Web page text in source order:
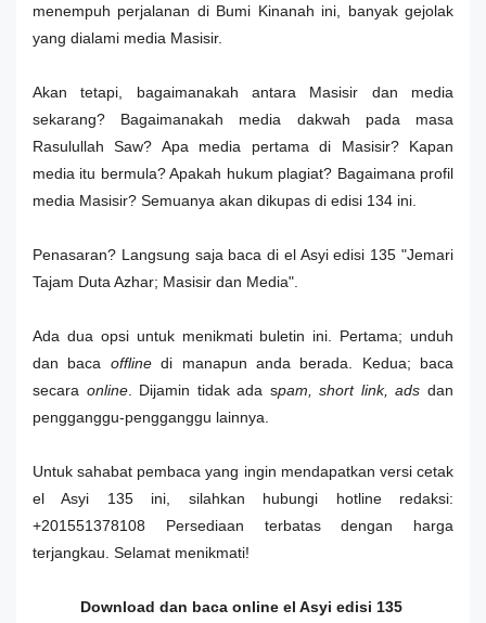
menempuh perjalanan di Bumi Kinanah ini, banyak gejolak
yang dialami media Masisir.
Akan tetapi, bagaimanakah antara Masisir dan media
sekarang? Bagaimanakah media dakwah pada masa
Rasulullah Saw? Apa media pertama di Masisir? Kapan
media itu bermula? Apakah hukum plagiat? Bagaimana profil
media Masisir? Semuanya akan dikupas di edisi 134 ini.
Penasaran? Langsung saja baca di el Asyi edisi 135 "Jemari
Tajam Duta Azhar; Masisir dan Media".
Ada dua opsi untuk menikmati buletin ini. Pertama; unduh
dan baca offlinedi manapun anda berada. Kedua; baca
secara online. Dijamin tidak ada spam, short link, ads dan
pengganggu-pengganggu lainnya.
Untuk sahabat pembaca yang ingin mendapatkan versi cetak
el Asyi 135 ini, silahkan hubungi hotline redaksi:
+201551378108 Persediaan terbatas dengan harga
terjangkau. Selamat menikmati!
Download dan baca online el Asyi edisi 135